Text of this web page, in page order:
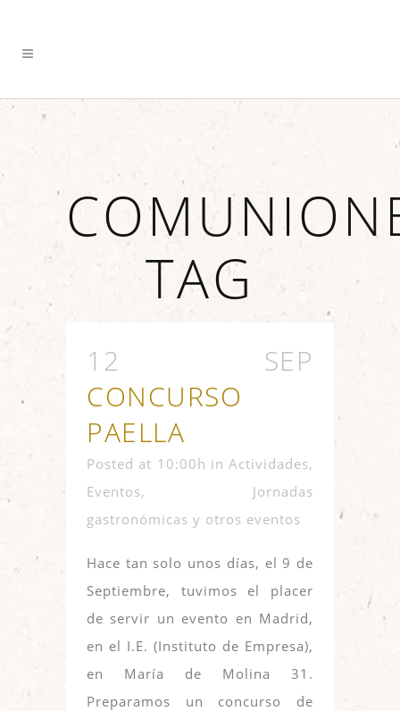
TAG
12 SEP
CONCURSO
PAELLA
Posted at 10:00h in Actividades,
Eventos, Jornadas
gastronómicas y otros eventos
Hace tan solo unos días, el 9 de
Septiembre, tuvimos el placer
de servir un evento en Madrid,
en el I.E. (Instituto de Empresa),
en María de Molina 31.
Preparamos un concurso de